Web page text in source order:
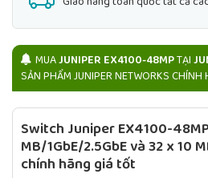
MUAJUNIPER EX4100-48MPTẠI
SẢN PHẨM JUNIPER NETWORKS CHÍNH
Switch JuniperEX4100-
MB/1GbE/2.5GbE và 32 x 10
chính hãng giá tốt